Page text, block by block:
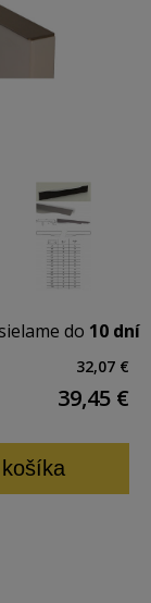
do 10 dní
32,07 €
39,45 €